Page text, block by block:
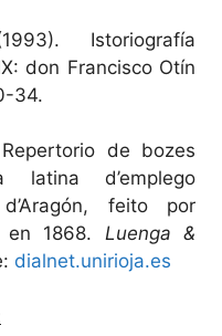
Istoriografía
don Francisco Otín
34.
de bozes
latina d’emplego
feito por
en 1868. Luenga &
dialnet.unirioja.es